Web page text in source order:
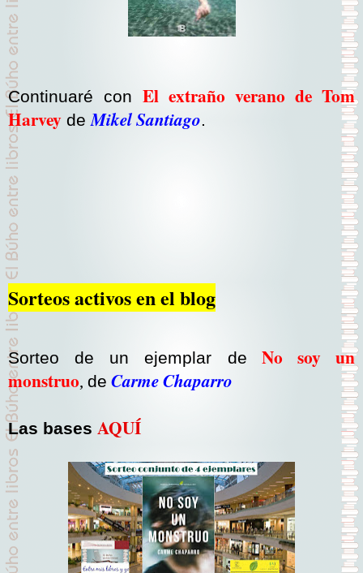
Continuaré con El extraño verano de Tom
Harvey deMikel Santiago.
Sorteos activos en el blog
Sorteo de un ejemplar de
No soy un
monstruo, de Carme Chaparro
Las bases AQUÍ